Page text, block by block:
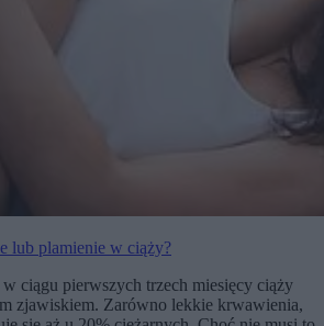
lub plamienie w ciąży?
ciągu pierwszych trzech miesięcy ciąży
zjawiskiem. Zarówno lekkie krwawienia,